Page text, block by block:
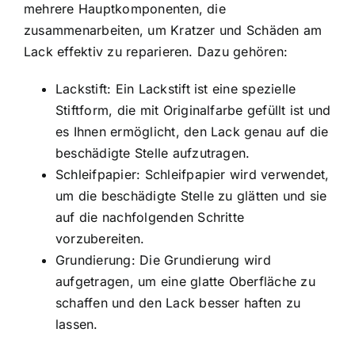
mehrere Hauptkomponenten, die
zusammenarbeiten, um Kratzer und Schäden am
Lack effektiv zu reparieren. Dazu gehören:
Lackstift: Ein Lackstift ist eine spezielle
Stiftform, die mit Originalfarbe gefüllt ist und
es Ihnen ermöglicht, den Lack genau auf die
beschädigte Stelle aufzutragen.
Schleifpapier: Schleifpapier wird verwendet,
um die beschädigte Stelle zu glätten und sie
auf die nachfolgenden Schritte
vorzubereiten.
Grundierung: Die Grundierung wird
aufgetragen, um eine glatte Oberfläche zu
schaffen und den Lack besser haften zu
lassen.